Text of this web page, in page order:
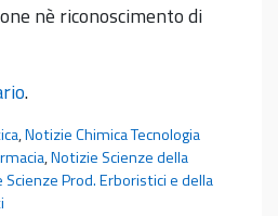
nè riconoscimento di
.
,Notizie Chimica Tecnologia
,Notizie Scienze della
Prod. Erboristici e della